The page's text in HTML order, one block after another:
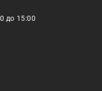
до 15:00